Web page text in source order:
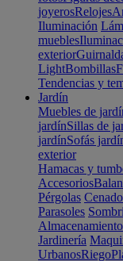
joyerosRelojes
Iluminación
muebles
exterior
LightBombillas
Tendencias y
Jardín
Muebles de
jardínSillas de
jardínSofás
exterior
Hamacas y
Accesorios
Pérgolas
Parasoles
Almacenamiento
Jardinería
UrbanosRiego